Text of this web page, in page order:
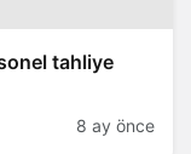
tahliye
8 ay önce